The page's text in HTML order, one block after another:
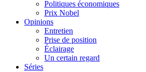
Politiques économiques
Prix Nobel
Opinions
Entretien
Prise de position
Éclairage
Un certain regard
Séries